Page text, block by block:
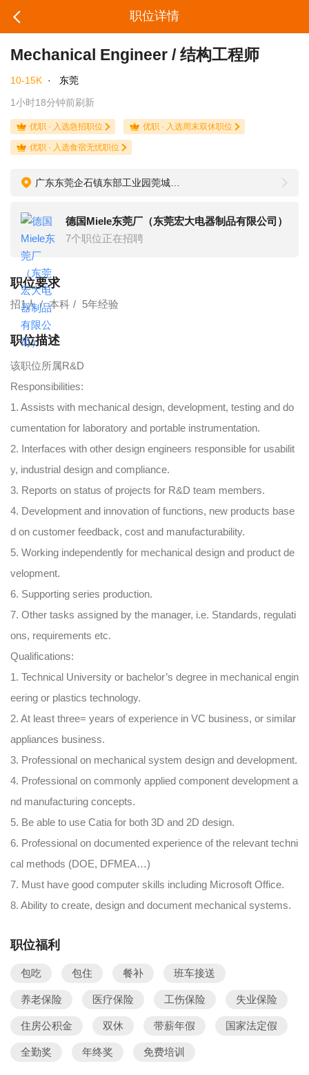
职位详情
Mechanical Engineer / 结构工程师
10-15K ·
东莞
1小时18分钟前刷新
优职 · 入选急招职位 优职 · 入选周末双休职位
优职 · 入选食宿无忧职位
德国Miele东莞厂（东莞宏大电器制品有限公司）
7个职位正在招聘
职位要求
招1人 本科 5年经验
职位描述
该职位所属R&D
Responsibilities:
1. Assists with mechanical design, development, testing and do
cumentation for laboratory and portable instrumentation.
2. Interfaces with other design engineers responsible for usabilit
y, industrial design and compliance.
3. Reports on status of projects for R&D team members.
4. Development and innovation of functions, new products base
d on customer feedback, cost and manufacturability.
5. Working independently for mechanical design and product de
velopment.
6. Supporting series production.
7. Other tasks assigned by the manager, i.e. Standards, regulati
ons, requirements etc.
Qualifications:
1. Technical University or bachelor’s degree in mechanical engin
eering or plastics technology.
2. At least three= years of experience in VC business, or similar
appliances business.
3. Professional on mechanical system design and development.
4. Professional on commonly applied component development a
nd manufacturing concepts.
5. Be able to use Catia for both 3D and 2D design.
6. Professional on documented experience of the relevant techni
cal methods (DOE, DFMEA…)
7. Must have good computer skills including Microsoft Office.
8. Ability to create, design and document mechanical systems.
职位福利
包吃 包住 餐补 班车接送
养老保险 医疗保险 工伤保险 失业保险
住房公积金 双休 带薪年假 国家法定假
全勤奖 年终奖 免费培训